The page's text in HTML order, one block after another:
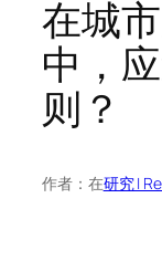
在城
中，
则？
作者： 在研究 |